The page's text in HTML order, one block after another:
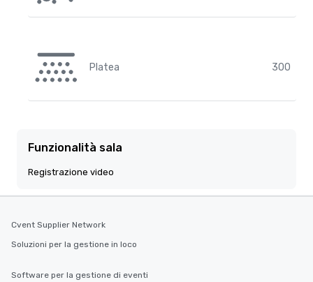
Platea 300
Funzionalità sala
Registrazione video
Cvent Supplier Network
Soluzioni per la gestione in loco
Software per la gestione di eventi